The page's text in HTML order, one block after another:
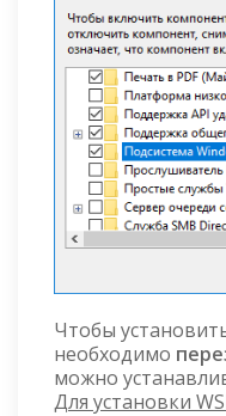
Чтобы
необходимо
можно
Для установки